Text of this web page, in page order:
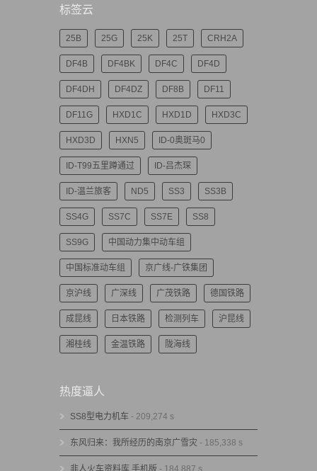
标签云
25B 25G 25K 25T CRH2A
DF4B DF4BK DF4C DF4D
DF4DH DF4DZ DF8B DF11
DF11G HXD1C HXD1D HXD3C
HXD3D HXN5 ID-0奥斑马0
ID-T99五里蹲通过 ID-吕杰琛
ID-温兰旅客 ND5 SS3 SS3B
SS4G SS7C SS7E SS8
SS9G 中国动力集中动车组
中国标准动车组 京广线-广铁集团
京沪线 广深线 广茂铁路 德国铁路
成昆线 日本铁路 检测列车 沪昆线
湘桂线 金温铁路 陇海线
热度逼人
SS8型电力机车 - 209,274 s
东风归来：我所经历的南京广雪灾 - 185,338 s